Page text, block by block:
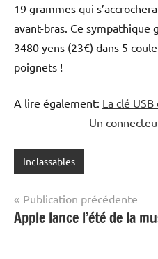
19 grammes qui
avant-bras. Ce sympathique
3480 yens (23€) dans 5
poignets !
A lire également: La clé
Un
Inclassables
Navigation
de
Publication précédente
Apple lance l’été de la